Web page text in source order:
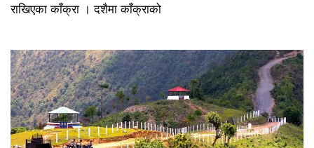
राखिएका काँक्रा । दशैमा काँक्राको